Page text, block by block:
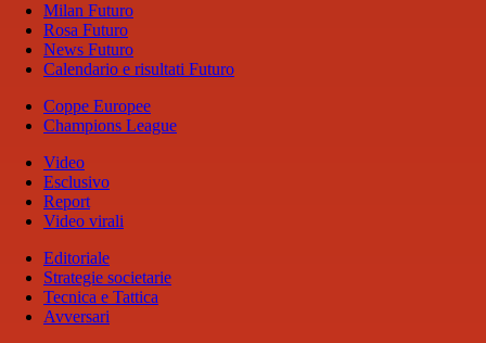
Milan Futuro
Rosa Futuro
News Futuro
Calendario e risultati Futuro
Coppe Europee
Champions League
Video
Esclusivo
Report
Video virali
Editoriale
Strategie societarie
Tecnica e Tattica
Avversari